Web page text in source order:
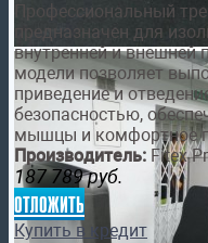
Профессиональный
предназначен для
внутренней и внешней
модели позволяет
приведение и
безопасностью,
мышцы и комфортное
Производитель: Fitex
187 789 руб.
отложить
Купить в кредит